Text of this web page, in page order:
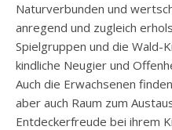
Naturverbunden und
anregend und zugleich
Spielgruppen und die Wald-
kindliche Neugier und
Auch die Erwachsenen
aber auch Raum zum
Entdeckerfreude bei ihrem